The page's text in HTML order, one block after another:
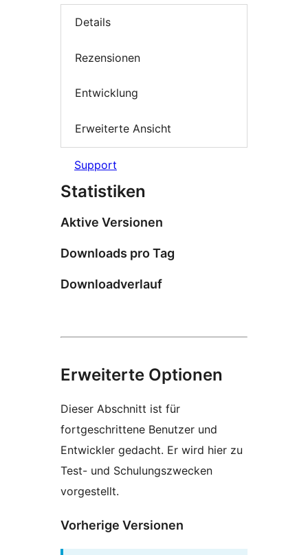
Details
Rezensionen
Entwicklung
Erweiterte Ansicht
Support
Statistiken
Aktive Versionen
Downloads pro Tag
Downloadverlauf
Erweiterte Optionen
Dieser Abschnitt ist für
fortgeschrittene Benutzer und
Entwickler gedacht. Er wird hier zu
Test- und Schulungszwecken
vorgestellt.
Vorherige Versionen